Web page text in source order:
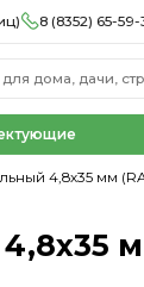
8 (8352) 65-
4,8х35 мм